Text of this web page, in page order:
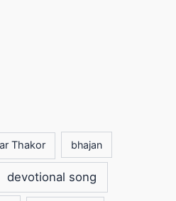
Thakor bhajan
devotional song